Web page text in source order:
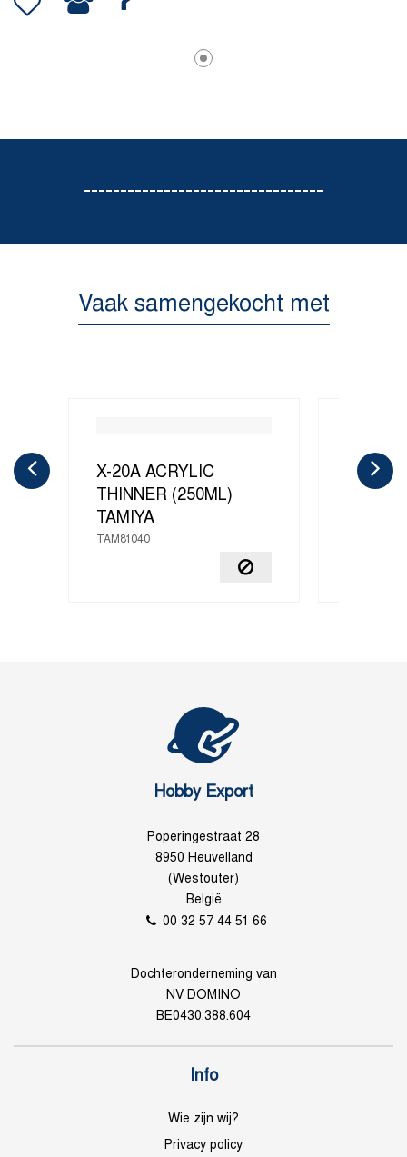
---------------------------------
Vaak samengekocht met
X-20A ACRYLIC
THINNER (250ML)
TAMIYA
TAM81040
X-20A
Hobby Export
Poperingestraat 28
8950 Heuvelland
(Westouter)
België
00 32 57 44 51 66
Dochteronderneming van
NV DOMINO
BE0430.388.604
Info
Wie zijn wij?
Privacy policy